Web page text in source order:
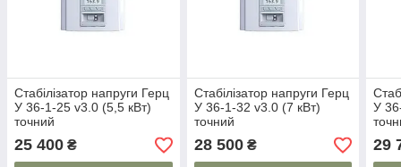
Стабілізатор напруги Герц
У 36-1-25 v3.0 (5,5 кВт)
точний
25 400 ₴
Стабілізатор напруги Герц
У 36-1-32 v3.0 (7 кВт)
точний
28 500₴
У
29